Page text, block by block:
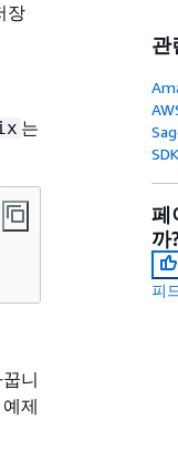
장
는
니
제
관
페
까
피